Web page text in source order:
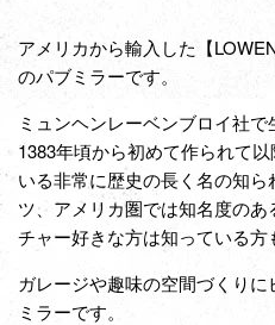
アメリカから輸入した【
のパブミラーです。
ミュンヘンレーベンブロイ社で
1383年頃から初めて作られて
いる非常に歴史の長く名の知
ツ、アメリカ圏では知名度の
チャー好きな方は知っている方
ガレージや趣味の空間づくり
ミラーです。